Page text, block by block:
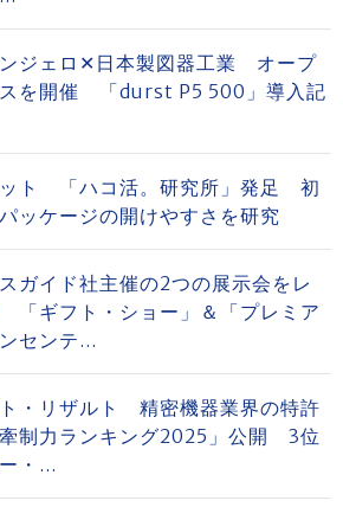
ンジェロ✕日本製図器工業 オープ
を開催 「durst P5 500」導入記
ット 「ハコ活。研究所」発足 初
ッケージの開けやすさを研究
ガイド社主催の2つの展示会をレ
「ギフト・ショー」＆「プレミア
センテ...
・リザルト 精密機器業界の特許
牽制力ランキング2025」公開 3位
・...